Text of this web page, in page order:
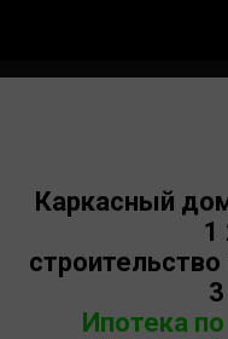
Каркасный
1
Ипотека